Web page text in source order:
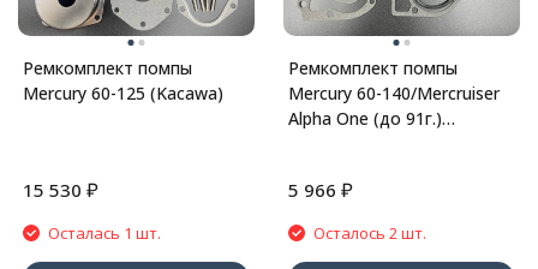
Ремкомплект помпы
Mercury 60-125 (Kacawa)
15 530 ₽
Осталась 1 шт.
Ремкомплект помпы
Mercury 60-140/Mercruiser
Alpha One (до 91г.)
5 966 ₽
Осталось 2 шт.